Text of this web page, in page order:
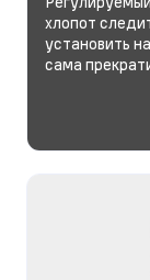
хлопот
установить
сама